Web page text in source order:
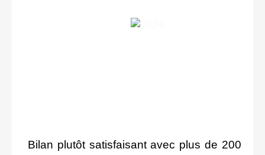
Bilan plutôt satisfaisant avec plus de 200